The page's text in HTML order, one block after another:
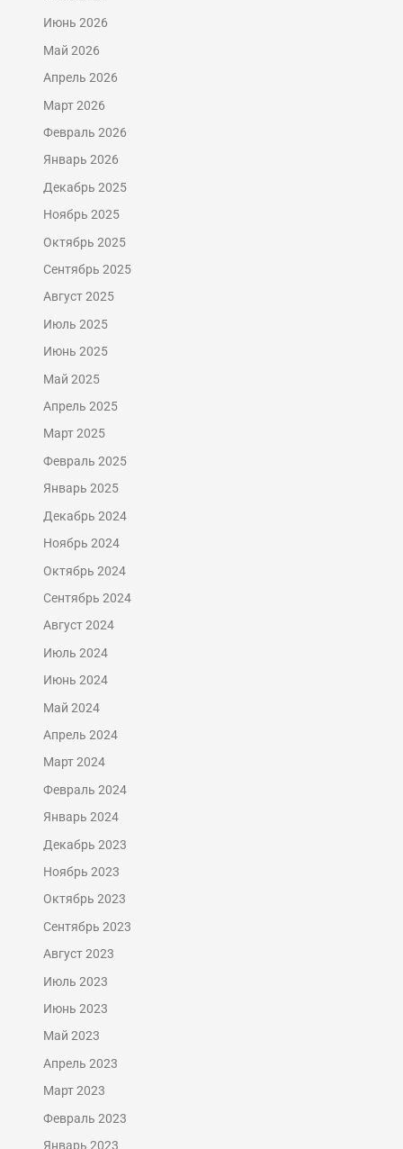
Июнь 2026
Май 2026
Апрель 2026
Март 2026
Февраль 2026
Январь 2026
Декабрь 2025
Ноябрь 2025
Октябрь 2025
Сентябрь 2025
Август 2025
Июль 2025
Июнь 2025
Май 2025
Апрель 2025
Март 2025
Февраль 2025
Январь 2025
Декабрь 2024
Ноябрь 2024
Октябрь 2024
Сентябрь 2024
Август 2024
Июль 2024
Июнь 2024
Май 2024
Апрель 2024
Март 2024
Февраль 2024
Январь 2024
Декабрь 2023
Ноябрь 2023
Октябрь 2023
Сентябрь 2023
Август 2023
Июль 2023
Июнь 2023
Май 2023
Апрель 2023
Март 2023
Февраль 2023
Январь 2023